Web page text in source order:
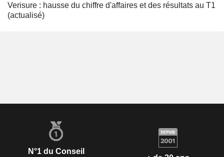
Verisure : hausse du chiffre d'affaires et des résultats au T1
(actualisé)
N°1 du Conseil